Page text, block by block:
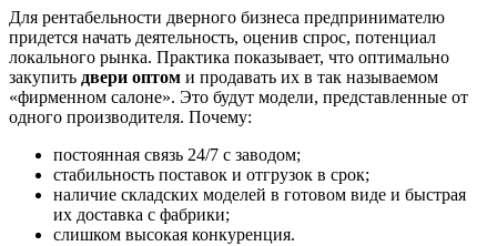
Для рентабельности дверного бизнеса предпринимателю
придется начать деятельность, оценив спрос, потенциал
локального рынка. Практика показывает, что оптимально
закупить двери оптом и продавать их в так называемом
«фирменном салоне». Это будут модели, представленные от
одного производителя. Почему:
постоянная связь 24/7 с заводом;
стабильность поставок и отгрузок в срок;
наличие складских моделей в готовом виде и быстрая
их доставка с фабрики;
слишком высокая конкуренция.